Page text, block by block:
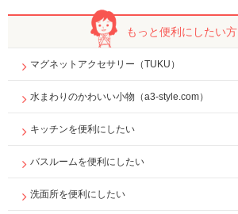
もっと便利に したい方
マグネットアクセサリー（TUKU）
水まわりのかわいい小物（a3-style.com）
キッチンを便利にしたい
バスルームを便利にしたい
洗面所を便利にしたい